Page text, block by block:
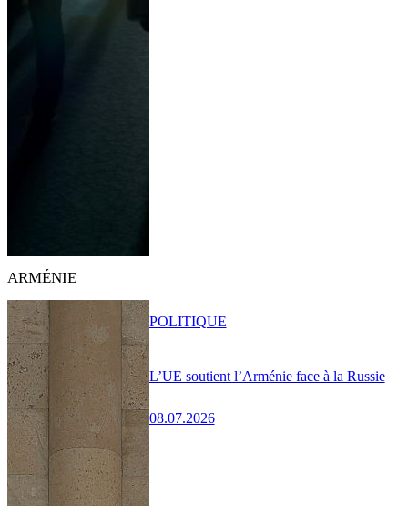
ARMÉNIE
L’UE soutient l’Arménie face à la Russie
08.07.2026
POLITIQUE